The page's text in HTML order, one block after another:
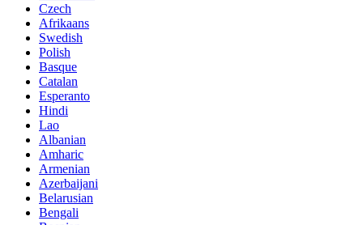
Czech
Afrikaans
Swedish
Polish
Basque
Catalan
Esperanto
Hindi
Lao
Albanian
Amharic
Armenian
Azerbaijani
Belarusian
Bengali